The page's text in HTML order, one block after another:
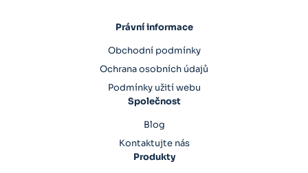
Právní informace
Obchodní podmínky
Ochrana osobních údajů
Podmínky užití webu
Společnost
Blog
Kontaktujte nás
Produkty